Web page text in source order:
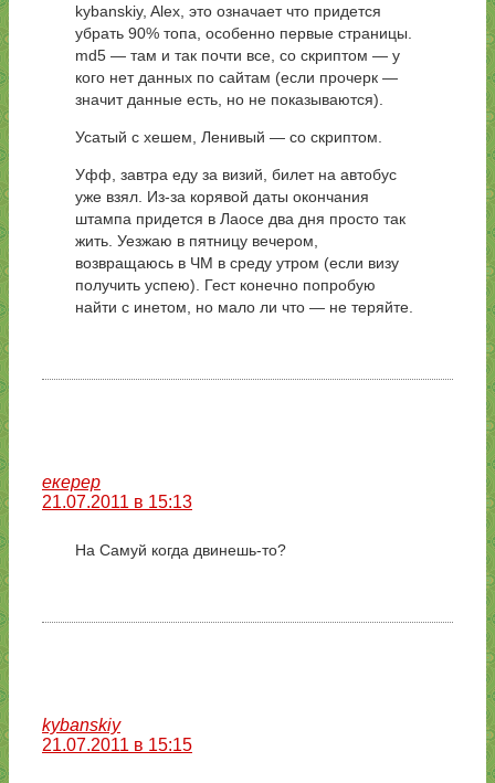
kybanskiy, Alex, это означает что придется
убрать 90% топа, особенно первые страницы.
md5 — там и так почти все, со скриптом — у
кого нет данных по сайтам (если прочерк —
значит данные есть, но не показываются).
Усатый с хешем, Ленивый — со скриптом.
Уфф, завтра еду за визий, билет на автобус
уже взял. Из-за корявой даты окончания
штампа придется в Лаосе два дня просто так
жить. Уезжаю в пятницу вечером,
возвращаюсь в ЧМ в среду утром (если визу
получить успею). Гест конечно попробую
найти с инетом, но мало ли что — не теряйте.
екерер
21.07.2011 в 15:13
На Самуй когда двинешь-то?
kybanskiy
21.07.2011 в 15:15